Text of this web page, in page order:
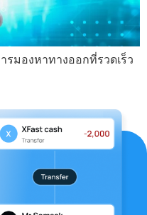
รมองหาทางออกที่รวดเร็ว